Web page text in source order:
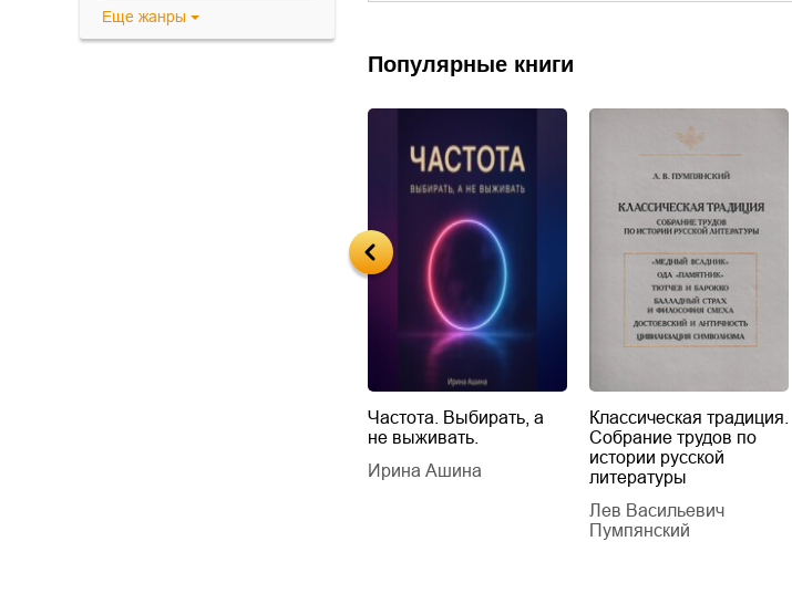
Еще жанры
Популярные книги
Частота. Выбирать, а
не выживать.
Ирина Ашина
Классическая традиция.
Собрание трудов по
истории русской
литературы
Лев Васильевич
Пумпянский